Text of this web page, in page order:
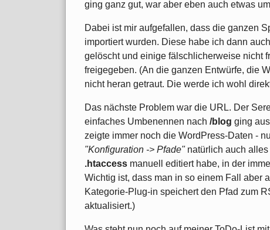
ging ganz gut, war aber eben auch etwas
Dabei ist mir aufgefallen, dass die ganzen
importiert wurden. Diese habe ich dann
gelöscht und einige fälschlicherweise nicht
freigegeben. (An die ganzen Entwürfe, die
nicht heran getraut. Die werde ich wohl
Das nächste Problem war die URL. Der
einfaches Umbenennen nach /blog ging
zeigte immer noch die WordPress-Daten -
"Konfiguration -> Pfade"natürlich auch alles
.htaccess manuell editiert habe, in der
Wichtig ist, dass man in so einem Fall aber
Kategorie-Plug-in speichert den Pfad zum
aktualisiert.)